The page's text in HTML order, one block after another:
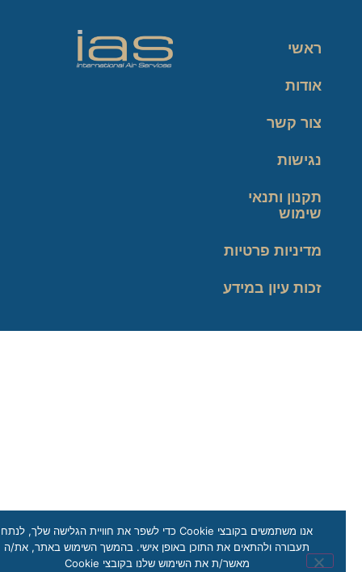
ראשי
אודות
צור קשר
נגישות
תקנון ותנאי
שימוש
מדיניות פרטיות
זכות עיון במידע
אנו משתמשים בקובצי Cookie כדי לשפר את חוויית הגלישה שלך, לנתח
תעבורה ולהתאים את התוכן באופן אישי. בהמשך השימוש באתר, את/ה
מאשר/ת את השימוש שלנו בקובצי Cookie